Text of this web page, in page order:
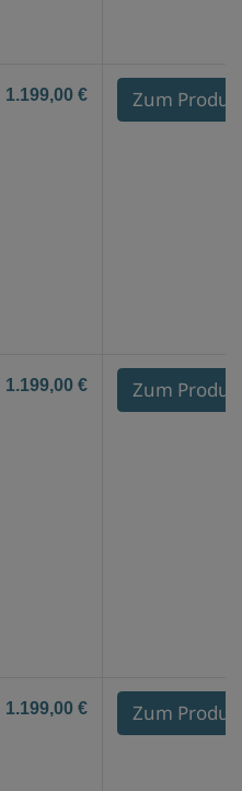
1.199,00 € Zum
1.199,00 € Zum
1.199,00 € Zum